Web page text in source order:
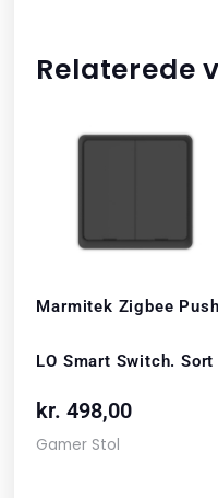
Relaterede
Marmitek Zigbee Push
LO Smart Switch. Sort
kr. 498,00
Gamer Stol